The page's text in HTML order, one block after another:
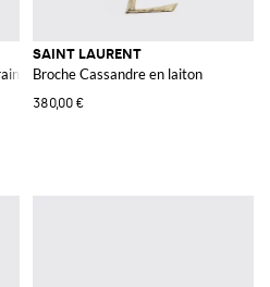
avec monogramme YSL
SAINT LAURENT
Broche Cassandre en laiton
380,00 €